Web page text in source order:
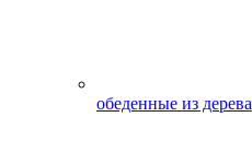
обеденные из дерева